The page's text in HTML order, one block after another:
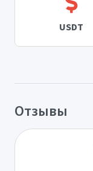
USDT
Отзывы